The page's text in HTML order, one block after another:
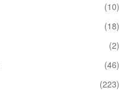
(10)
(18)
(2)
(46)
(223)